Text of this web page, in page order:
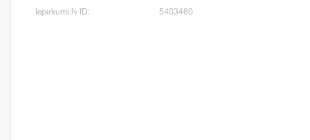
Iepirkumi.lv ID: 5403460